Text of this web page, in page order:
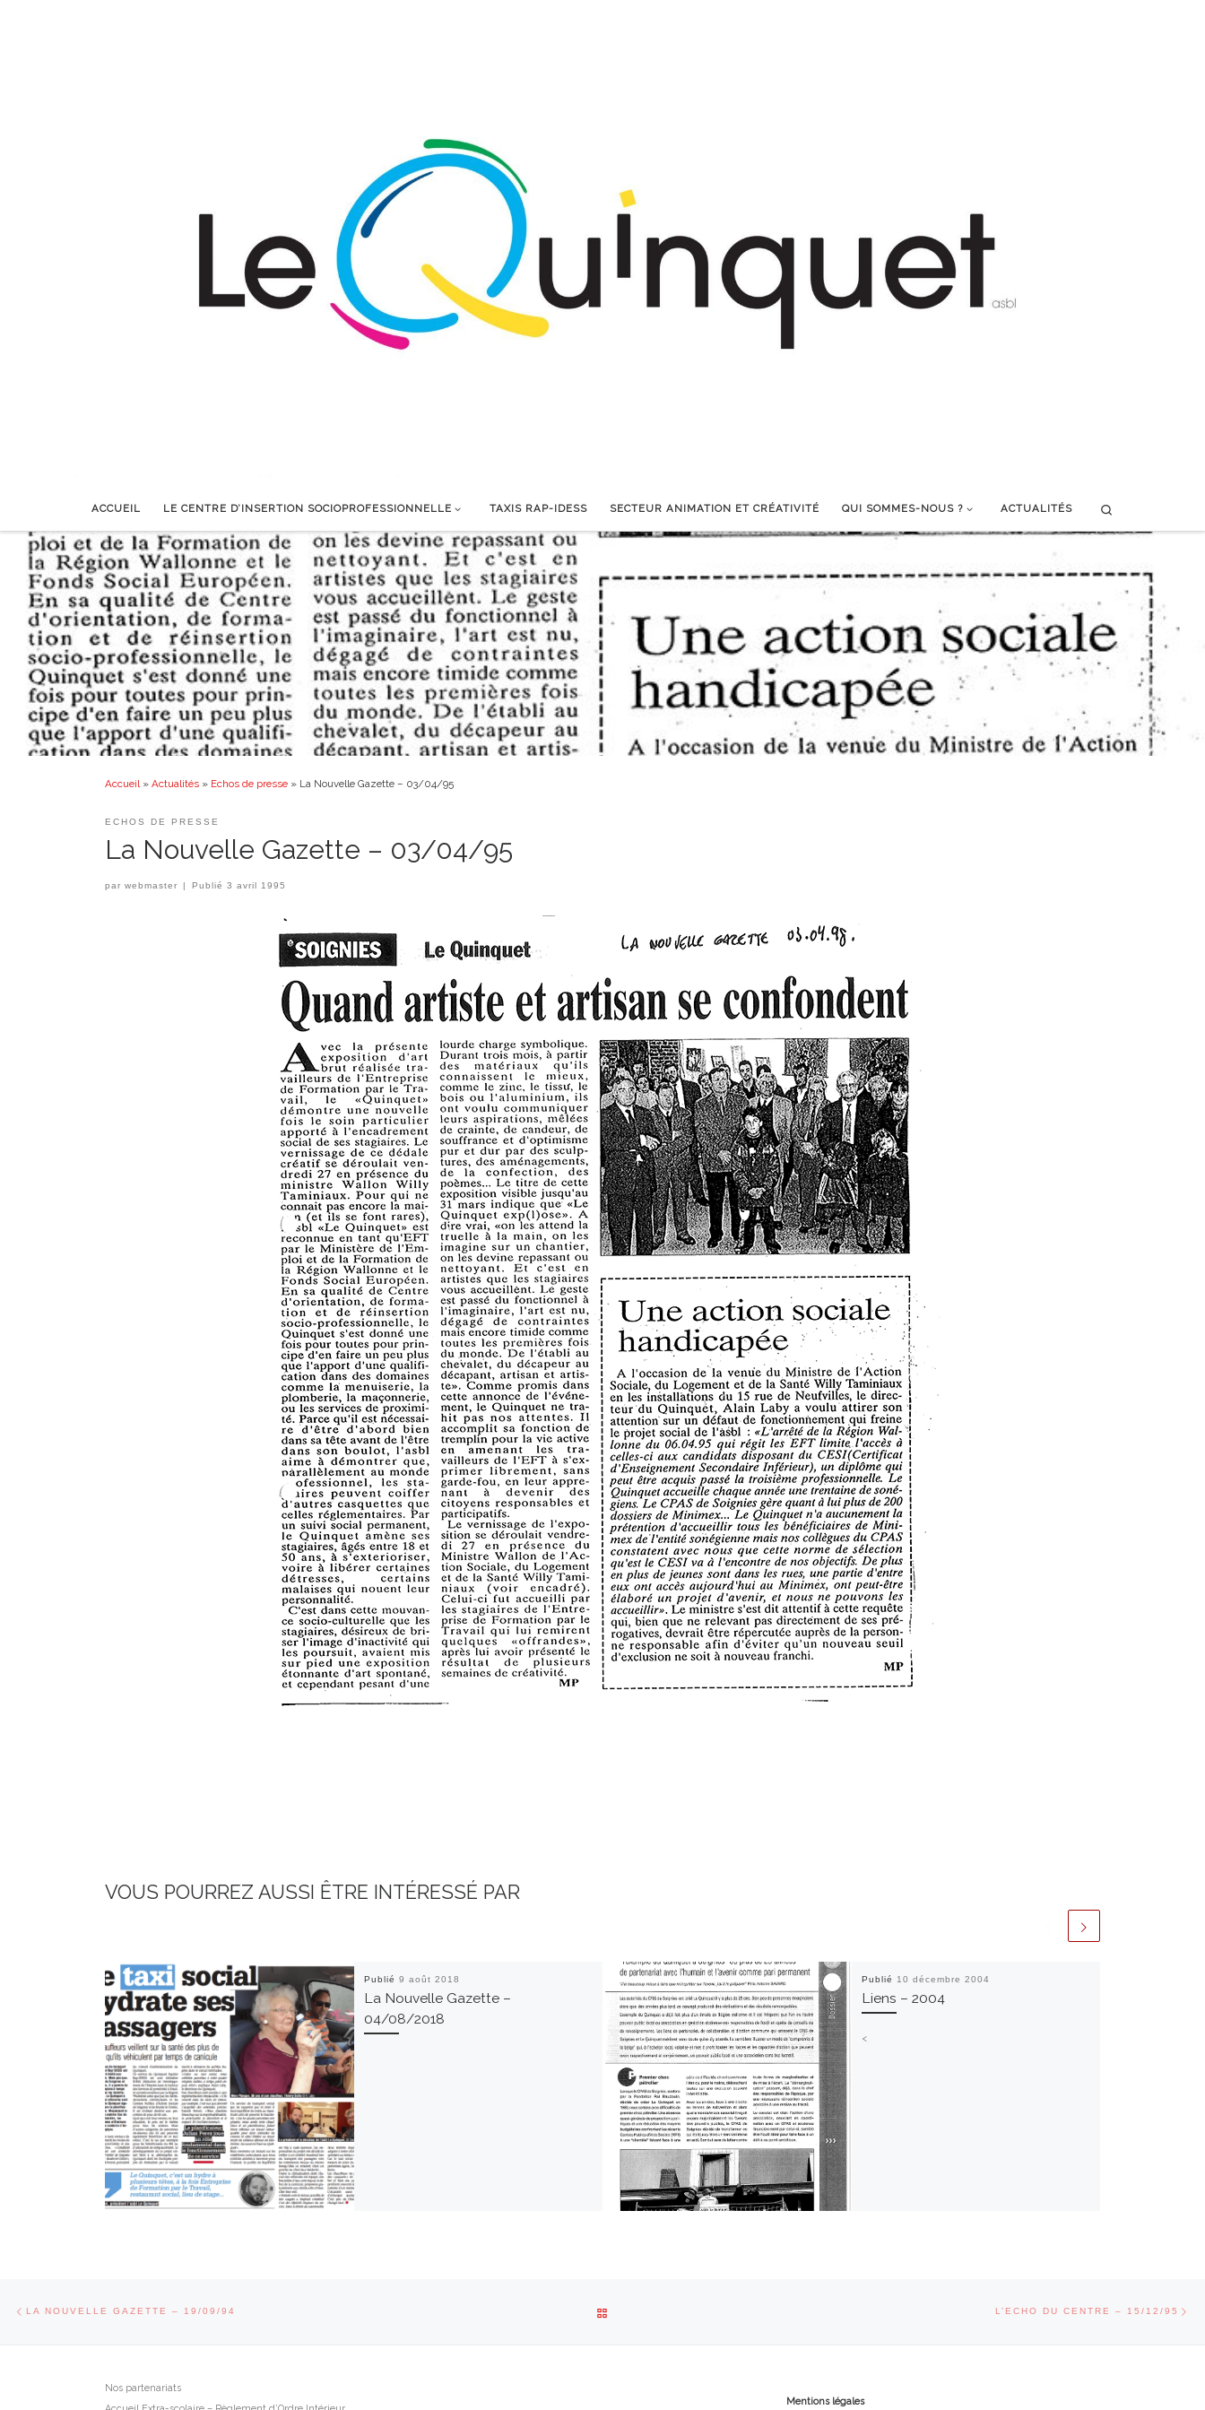
ACCUEIL LE CENTRE D’INSERTION SOCIOPROFESSIONNELLE TAXIS RAP-IDESS SECTEUR ANIMATION ET CRÉATIVITÉ QUI SOMMES-NOUS ? ACTUALITÉS
Accueil » Actualités » Echos de presse » La Nouvelle Gazette – 03/04/95
ECHOS DE PRESSE
La Nouvelle Gazette – 03/04/95
par webmaster | Publié3 avril 1995
VOUS POURREZ AUSSI ÊTRE INTÉRESSÉ PAR
Publié 9 août 2018
La Nouvelle Gazette –
04/08/2018
Publié 10 décembre 2004
Liens – 2004
<
Parcourir les articles
LA NOUVELLE GAZETTE – 19/09/94 L’ECHO DU CENTRE – 15/12/95
Nos partenariats
Mentions légales